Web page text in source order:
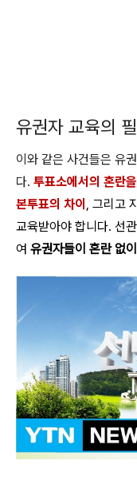
유권자 교육의
이와 같은 사건들은 유
다. 투표소에서의 혼란
본투표의 차이 , 그리고
교육받아야 합니다. 선
여 유권자들이 혼란 없